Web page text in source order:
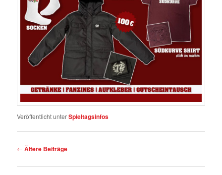
Veröffentlicht unterSpieltagsinfos
Beitragsnavigation
← Ältere Beiträge